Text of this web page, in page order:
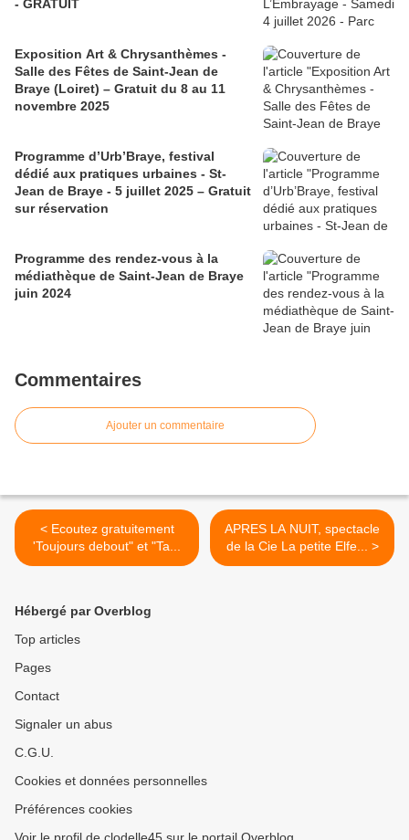
- GRATUIT
Exposition Art & Chrysanthèmes -
Salle des Fêtes de Saint-Jean de
Braye (Loiret) – Gratuit du 8 au 11
novembre 2025
Programme d’Urb’Braye, festival
dédié aux pratiques urbaines - St-
Jean de Braye - 5 juillet 2025 – Gratuit
sur réservation
Programme des rendez-vous à la
médiathèque de Saint-Jean de Braye
juin 2024
Commentaires
Ajouter un commentaire
< Ecoutez gratuitement
'Toujours debout" et "Ta...
APRES LA NUIT, spectacle
de la Cie La petite Elfe... >
Hébergé par Overblog
Top articles
Pages
Contact
Signaler un abus
C.G.U.
Cookies et données personnelles
Préférences cookies